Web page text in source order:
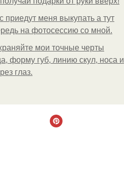
приедут меня выкупать а тут
на фотосессию со мной.
мои точные черты
форму губ, линию скул, носа и
глаз.